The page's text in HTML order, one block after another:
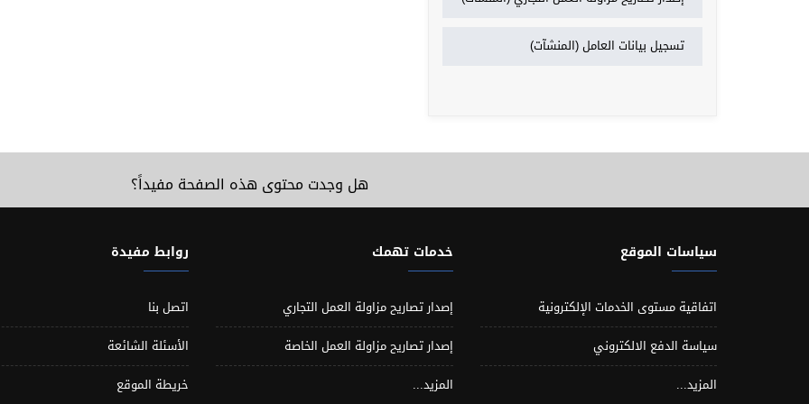
تسجيل بيانات العامل (المنشآت)
هل وجدت محتوى هذه الصفحة مفيداً؟
سياسات الموقع
اتفاقية مستوى الخدمات الإلكترونية
سياسة الدفع الالكتروني
المزيد...
خدمات تهمك
إصدار تصاريح مزاولة العمل التجاري
إصدار تصاريح مزاولة العمل الخاصة
المزيد...
روابط مفيدة
اتصل بنا
الأسئلة الشائعة
خريطة الموقع